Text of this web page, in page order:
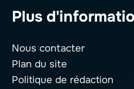
Plus
Nous contacter
Plan du site
Politique de rédaction